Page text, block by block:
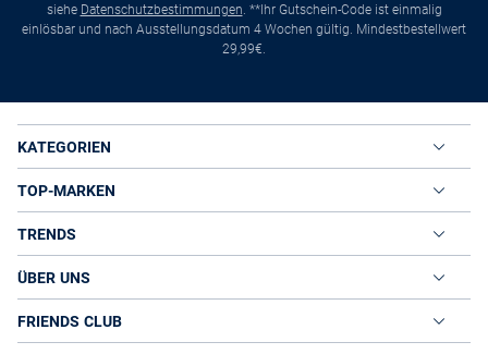
siehe Datenschutzbestimmungen. **Ihr Gutschein-Code ist einmalig
einlösbar und nach Ausstellungsdatum 4 Wochen gültig. Mindestbestellwert
29,99€.
KATEGORIEN
TOP-MARKEN
TRENDS
ÜBER UNS
FRIENDS CLUB